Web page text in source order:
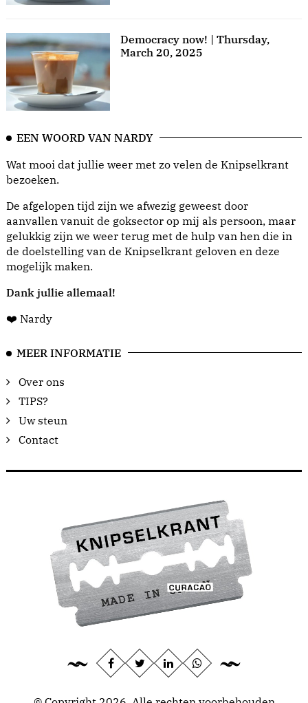
Democracy now! | Thursday,
March 20, 2025
EEN WOORD VAN NARDY
Wat mooi dat jullie weer met zo velen de Knipselkrant
bezoeken.
De afgelopen tijd zijn we afwezig geweest door
aanvallen vanuit de goksector op mij als persoon, maar
gelukkig zijn we weer terug met de hulp van hen die in
de doelstelling van de Knipselkrant geloven en deze
mogelijk maken.
Dank jullie allemaal!
❤️ Nardy
MEER INFORMATIE
Over ons
TIPS?
Uw steun
Contact